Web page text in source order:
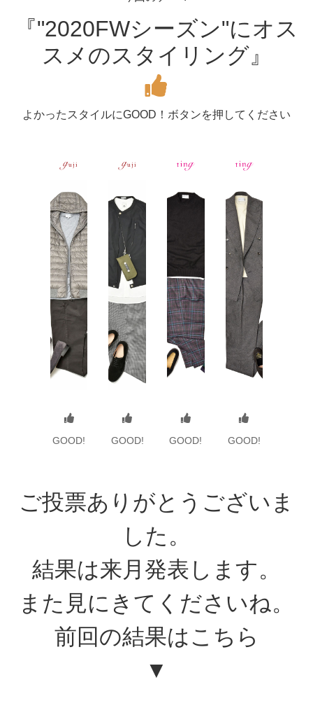
『"2020FWシーズン"にオス
スメのスタイリング』
よかったスタイルにGOOD！ボタンを押してください
GOOD! GOOD! GOOD! GOOD!
ご投票ありがとうございま
した。
結果は来月発表します。
また見にきてくださいね。
前回の結果はこちら
▼